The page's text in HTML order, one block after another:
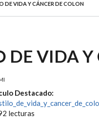
DE VIDA Y CÁNCER DE COLON
DE VIDA
Destacado:
lecturas